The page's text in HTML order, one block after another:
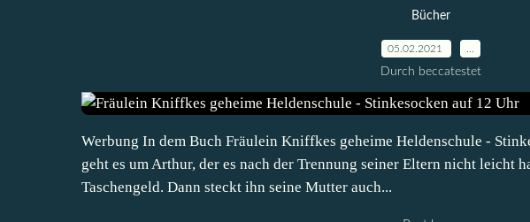
Bücher
05.02.2021
Durch beccatestet
Werbung In dem Buch Fräulein Kniffkes geheime Heldenschule -
geht es um Arthur, der es nach der Trennung seiner Eltern nicht leicht
Taschengeld. Dann steckt ihn seine Mutter auch...